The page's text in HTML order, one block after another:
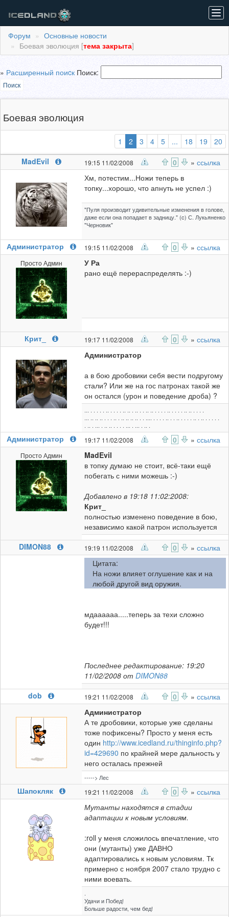
Форум
Основные новости
Боевая эволюция [тема закрыта]
» Расширенный поиcк Поиск:
Поиск
Боевая эволюция
1 2 (выбранная)
3 4 5 ... 18 19
20
MadEvil
19:15 11/02/2008 0 » ссылка
Хм, потестим...Ножи теперь в
топку...хорошо, что апнуть не успел :)
"Пуля производит удивительные изменения в голове,
даже если она попадает в задницу." (c) С. Лукьяненко
"Черновик"
Администратор 19:15 11/02/2008 0 » ссылка
Просто Админ
У Ра
рано ещё перераспределять :-)
Крит_ 19:17 11/02/2008 0 » ссылка
Администратор
а в бою дробовики себя вести подругому
стали? Или же на гос патронах такой же
он остался (урон и поведение дроба) ?
... . . . . . .. . . . . .. .. . .. . . .. .. . . . . .. . . . . .. .. . . . .
... .. .. .. . . . .. . .. .. .. .. . . .... . . . . .. . . .. . . . . .. . .. . . . . .
. .. . ... . .. .. . . . . ... . ... . .. .
Администратор 19:17 11/02/2008 0 » ссылка
Просто Админ
MadEvil
в топку думаю не стоит, всё-таки ещё
побегать с ними можешь :-)
Добавлено в 19:18 11:02:2008:
Крит_
полностью изменено поведение в бою,
независимо какой патрон используется
DIMON88
19:19 11/02/2008 0 » ссылка
Цитата:
На ножи влияет оглушение как и на
любой другой вид оружия.
мдаааааа.....теперь за техи сложно
будет!!!
Последнее редактирование: 19:20
11/02/2008 от DIMON88
dob
19:21 11/02/2008 0 » ссылка
Администратор
А те дробовики, которые уже сделаны
тоже пофиксены? Просто у меня есть
один http://www.icedland.ru/thinginfo.php?
id=429690 по крайней мере дальность у
него осталась прежней
-----> Лес
Шапокляк 19:21 11/02/2008 0 » ссылка
Мутанты находятся в стадии
адаптации к новым условиям.
:roll у меня сложилось впечатление, что
они (мутанты) уже ДАВНО
адаптировались к новым условиям. Тк
примерно с ноября 2007 стало трудно с
ними воевать.
.
Удачи и Побед!
Больше радости, чем бед!